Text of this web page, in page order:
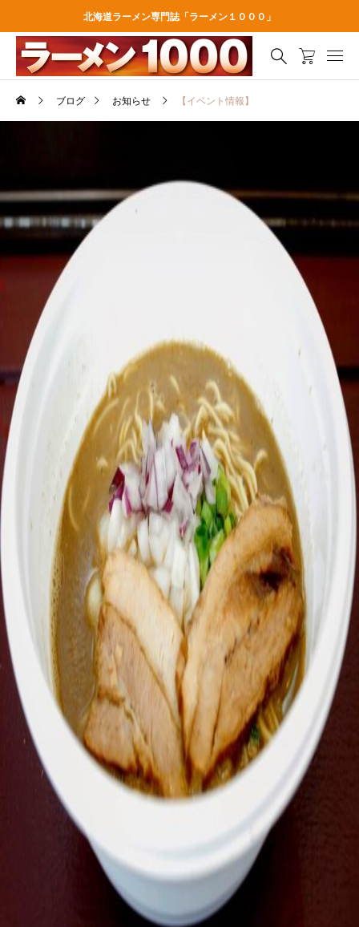
北海道ラーメン専門誌「ラーメン１０００」
ブログ お知らせ 【イベント情報】